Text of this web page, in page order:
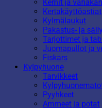
Kernit ja
Kertakäyttöastiat
Kylmälaukut
Pakastus- ja
Tarjottimet ja
Juomapullot ja
Fiskars
Kylpyhuone
Tarvikkeet
Pyyhkeet
Ammeet ja potat